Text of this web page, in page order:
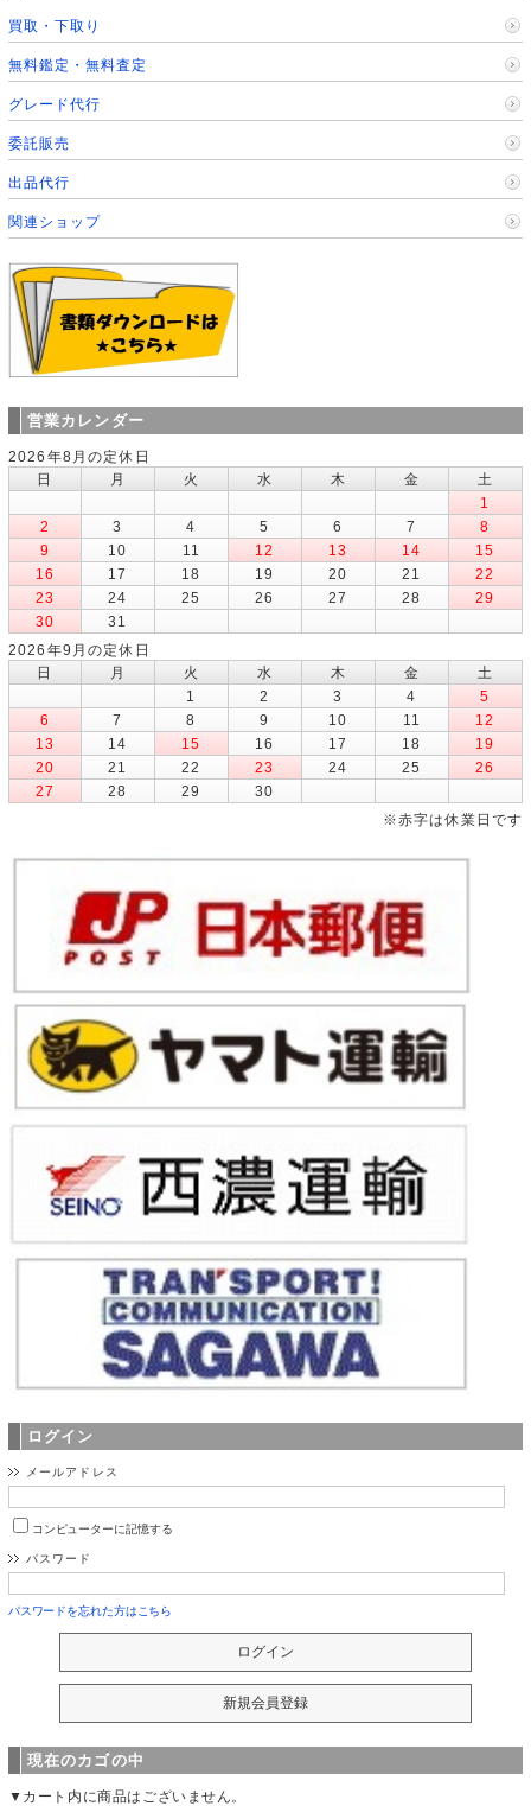
買取・下取り
無料鑑定・無料査定
グレード代行
委託販売
出品代行
関連ショップ
営業カレンダー
2026年8月の定休日
日
月 火 水 木 金
土
1
2
3 4 5 6 7
8
9
10 11 12 13 14
15
16
17 18 19 20 21
22
23
24 25 26 27 28
29
30
31
2026年9月の定休日
日
月 火 水 木 金
土
1
2 3 4
5
6
7 8 9 10 11
12
13
14 15 16 17 18
19
20
21 22 23 24 25
26
27
28 29
30
※赤字は休業日です
ログイン
メールアドレス
コンピューターに記憶する
パスワード
パスワードを忘れた方はこちら
現在のカゴの中
▼カート内に商品はございません。